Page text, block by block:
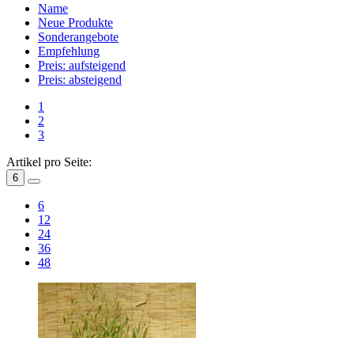
Name
Neue Produkte
Sonderangebote
Empfehlung
Preis: aufsteigend
Preis: absteigend
1
2
3
Artikel pro Seite:
6
6
12
24
36
48